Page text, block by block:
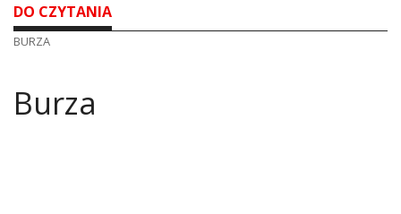
DO CZYTANIA
BURZA
Burza